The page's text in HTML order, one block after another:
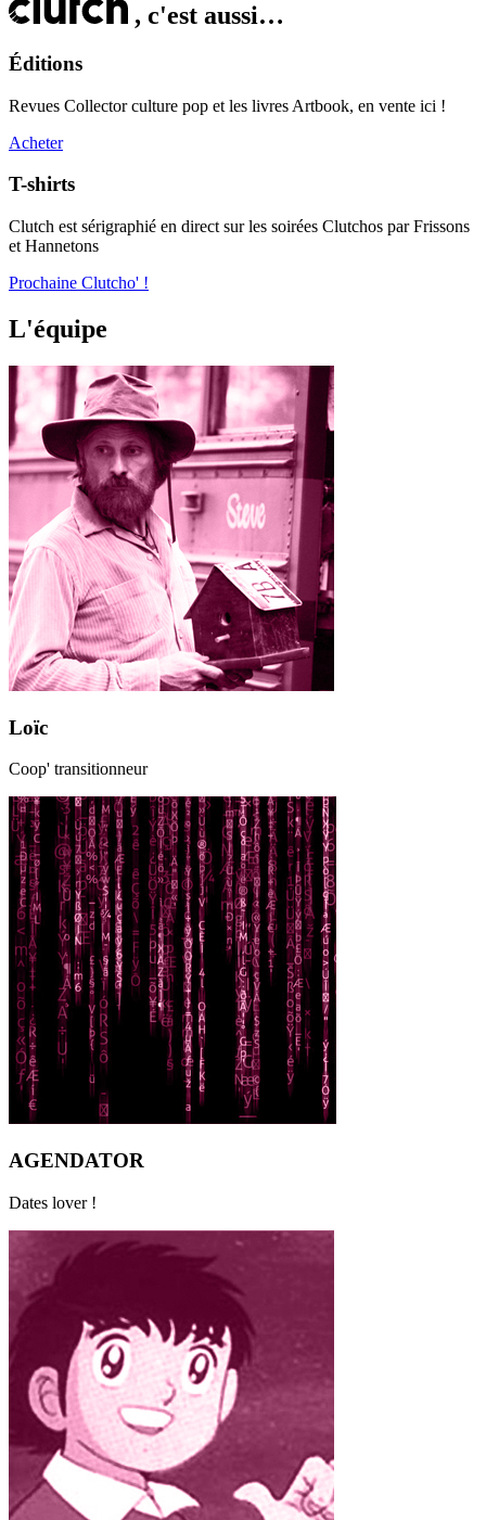
, c'est aussi…
Éditions
Revues Collector culture pop et les livres Artbook, en vente ici !
Acheter
T-shirts
Clutch est sérigraphié en direct sur les soirées Clutchos par Frissons
et Hannetons
Prochaine Clutcho' !
L'équipe
Loïc
Coop' transitionneur
AGENDATOR
Dates lover !